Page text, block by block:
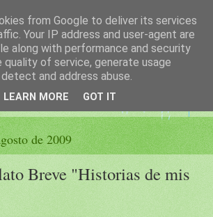
las palabras
DE FELISA MORENO
de 2009
Breve "Historias de mis
from Google to deliver its services
Your IP address and user-agent are
along with performance and security
of service, generate usage
and address abuse.
LEARN MORE GOT IT